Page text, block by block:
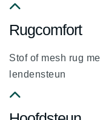
fa
chevron-
up
Rugcomfort
Stof of mesh rug
lendensteun
fa